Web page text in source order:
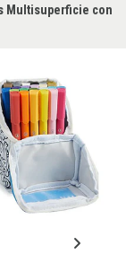
Multisuperficie con